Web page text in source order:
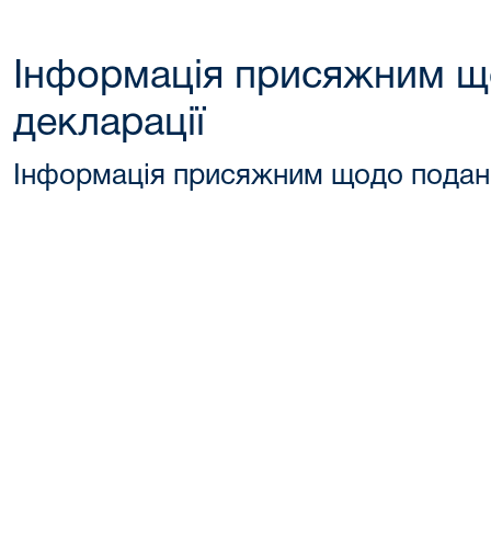
Інформація присяжним
декларації
Інформація присяжним щодо